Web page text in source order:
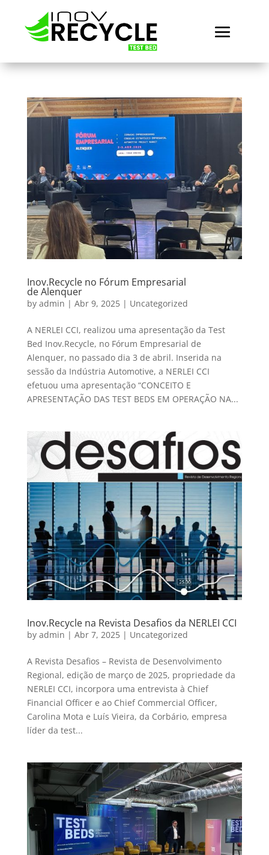
Inov.Recycle no Fórum Empresarial
de Alenquer
by admin | Abr 9, 2025| Uncategorized
A NERLEI CCI, realizou uma apresentação da Test
Bed Inov.Recycle, no Fórum Empresarial de
Alenquer, no passado dia 3 de abril. Inserida na
sessão da Indústria Automotive, a NERLEI CCI
efetuou uma apresentação “CONCEITO E
APRESENTAÇÃO DAS TEST BEDS EM OPERAÇÃO NA...
Inov.Recycle na Revista Desafios da NERLEI CCI
by admin | Abr 7, 2025| Uncategorized
A Revista Desafios – Revista de Desenvolvimento
Regional, edição de março de 2025, propriedade da
NERLEI CCI, incorpora uma entrevista à Chief
Financial Officer e ao Chief Commercial Officer,
Carolina Mota e Luís Vieira, da Corbário, empresa
líder da test...